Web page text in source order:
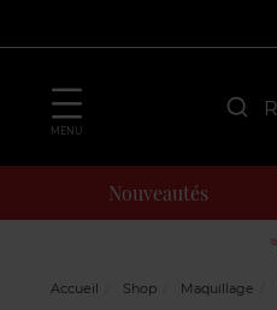
MENU
Nouveautés
Accueil Shop Maquillage